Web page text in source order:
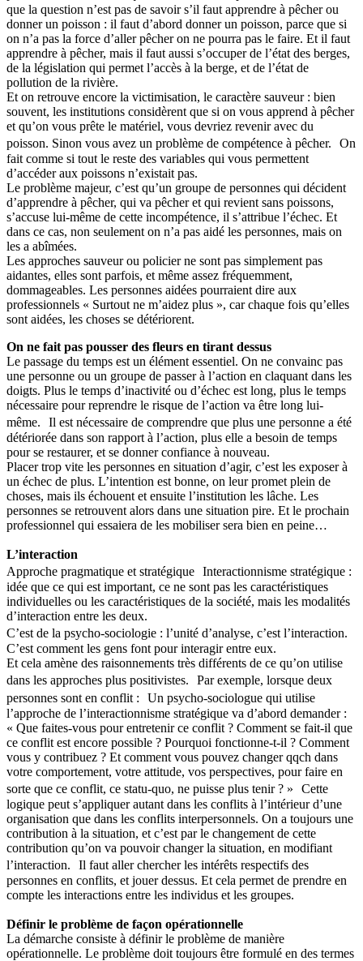
que la question n’est pas de savoir s’il faut apprendre à pêcher ou
donner un poisson : il faut d’abord donner un poisson, parce que si
on n’a pas la force d’aller pêcher on ne pourra pas le faire. Et il faut
apprendre à pêcher, mais il faut aussi s’occuper de l’état des berges,
de la législation qui permet l’accès à la berge, et de l’état de
pollution de la rivière.
Et on retrouve encore la victimisation, le caractère sauveur : bien
souvent, les institutions considèrent que si on vous apprend à pêcher
et qu’on vous prête le matériel, vous devriez revenir avec du
poisson. Sinon vous avez un problème de compétence à pêcher. On
fait comme si tout le reste des variables qui vous permettent
d’accéder aux poissons n’existait pas.
Le problème majeur, c’est qu’un groupe de personnes qui décident
d’apprendre à pêcher, qui va pêcher et qui revient sans poissons,
s’accuse lui-même de cette incompétence, il s’attribue l’échec. Et
dans ce cas, non seulement on n’a pas aidé les personnes, mais on
les a abîmées.
Les approches sauveur ou policier ne sont pas simplement pas
aidantes, elles sont parfois, et même assez fréquemment,
dommageables. Les personnes aidées pourraient dire aux
professionnels « Surtout ne m’aidez plus », car chaque fois qu’elles
sont aidées, les choses se détériorent.
On ne fait pas pousser des fleurs en tirant dessus
Le passage du temps est un élément essentiel. On ne convainc pas
une personne ou un groupe de passer à l’action en claquant dans les
doigts. Plus le temps d’inactivité ou d’échec est long, plus le temps
nécessaire pour reprendre le risque de l’action va être long lui-
même. Il est nécessaire de comprendre que plus une personne a été
détériorée dans son rapport à l’action, plus elle a besoin de temps
pour se restaurer, et se donner confiance à nouveau.
Placer trop vite les personnes en situation d’agir, c’est les exposer à
un échec de plus. L’intention est bonne, on leur promet plein de
choses, mais ils échouent et ensuite l’institution les lâche. Les
personnes se retrouvent alors dans une situation pire. Et le prochain
professionnel qui essaiera de les mobiliser sera bien en peine…
L’interaction
Approche pragmatique et stratégique Interactionnisme stratégique :
idée que ce qui est important, ce ne sont pas les caractéristiques
individuelles ou les caractéristiques de la société, mais les modalités
d’interaction entre les deux.
C’est de la psycho-sociologie : l’unité d’analyse, c’est l’interaction.
C’est comment les gens font pour interagir entre eux.
Et cela amène des raisonnements très différents de ce qu’on utilise
dans les approches plus positivistes. Par exemple, lorsque deux
personnes sont en conflit : Un psycho-sociologue qui utilise
l’approche de l’interactionnisme stratégique va d’abord demander :
« Que faites-vous pour entretenir ce conflit ? Comment se fait-il que
ce conflit est encore possible ? Pourquoi fonctionne-t-il ? Comment
vous y contribuez ? Et comment vous pouvez changer qqch dans
votre comportement, votre attitude, vos perspectives, pour faire en
sorte que ce conflit, ce statu-quo, ne puisse plus tenir ? » Cette
logique peut s’appliquer autant dans les conflits à l’intérieur d’une
organisation que dans les conflits interpersonnels. On a toujours une
contribution à la situation, et c’est par le changement de cette
contribution qu’on va pouvoir changer la situation, en modifiant
l’interaction. Il faut aller chercher les intérêts respectifs des
personnes en conflits, et jouer dessus. Et cela permet de prendre en
compte les interactions entre les individus et les groupes.
Définir le problème de façon opérationnelle
La démarche consiste à définir le problème de manière
opérationnelle. Le problème doit toujours être formulé en des termes